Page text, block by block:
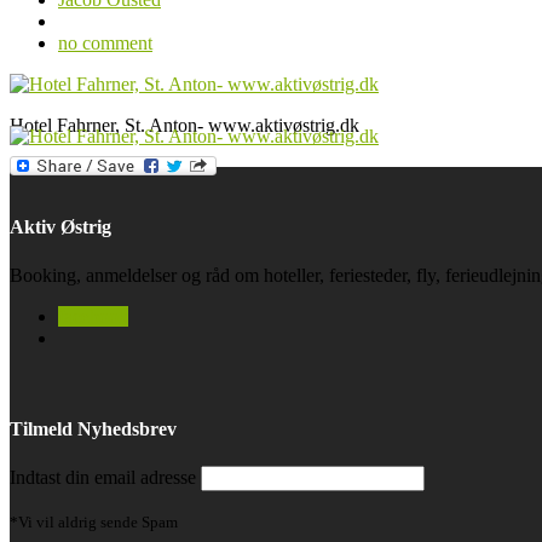
no comment
Hotel Fahrner, St. Anton- www.aktivøstrig.dk
Aktiv Østrig
Booking, anmeldelser og råd om hoteller, feriesteder, fly,
Tilmeld Nyhedsbrev
Indtast din email adresse
*Vi vil aldrig sende Spam